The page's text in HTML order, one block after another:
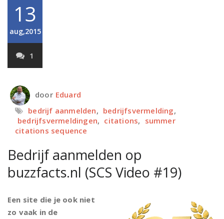
13
aug,2015
1
door Eduard
bedrijf aanmelden, bedrijfsvermelding,
bedrijfsvermeldingen, citations, summer
citations sequence
Bedrijf aanmelden op
buzzfacts.nl (SCS Video #19)
Een site die je ook niet
zo vaak in de